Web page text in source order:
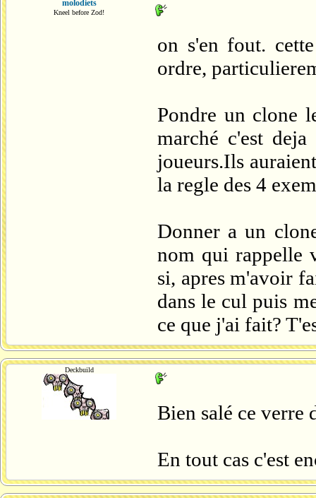
molodiets
Kneel before Zod!
on s'en fout.
ordre,
Pondre un clone
marché c'est
joueurs.Ils
la regle des 4
Donner a un
nom qui rappelle
si, apres m'avoir
dans le cul puis
ce que j'ai fait?
Deckbuild
Bien salé ce verre
En tout cas c'est